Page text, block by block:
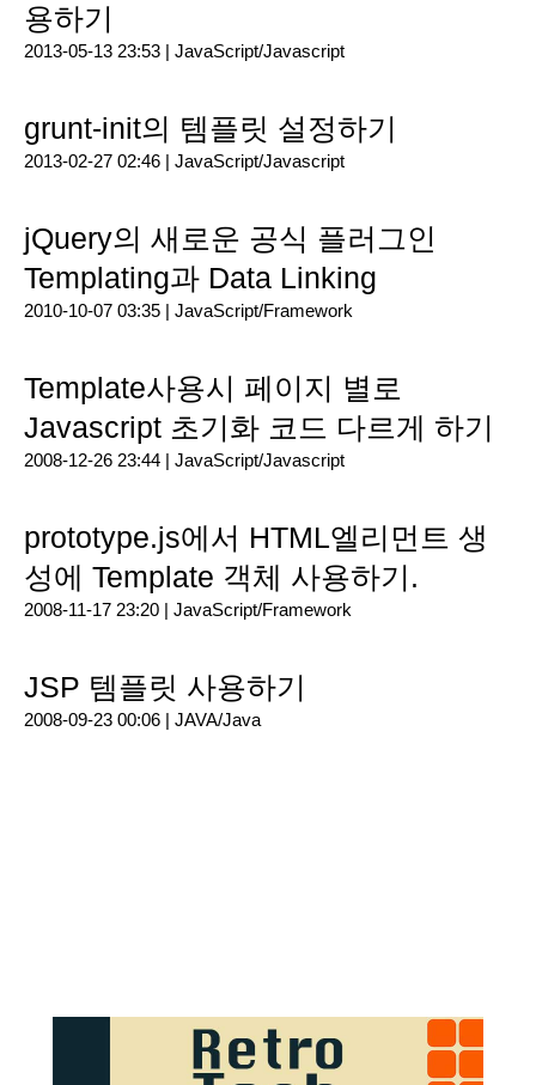
용하기
2013-05-13 23:53 | JavaScript/Javascript
grunt-init의 템플릿 설정하기
2013-02-27 02:46 | JavaScript/Javascript
jQuery의 새로운 공식 플러그인
Templating과 Data Linking
2010-10-07 03:35 | JavaScript/Framework
Template사용시 페이지 별로
Javascript 초기화 코드 다르게 하기
2008-12-26 23:44 | JavaScript/Javascript
prototype.js에서 HTML엘리먼트 생
성에 Template 객체 사용하기.
2008-11-17 23:20 | JavaScript/Framework
JSP 템플릿 사용하기
2008-09-23 00:06 | JAVA/Java